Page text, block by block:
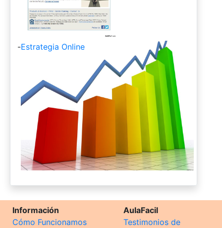
-Estrategia Online
Información
Cómo Funcionamos
AulaFacil
Testimonios de